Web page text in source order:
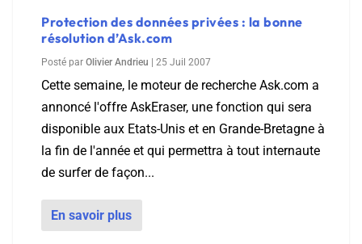
Protection des données privées : la bonne
résolution d’Ask.com
Posté par Olivier Andrieu 25 Juil 2007
Cette semaine, le moteur de recherche Ask.com a
annoncé l'offre AskEraser, une fonction qui sera
disponible aux Etats-Unis et en Grande-Bretagne à
la fin de l'année et qui permettra à tout internaute
de surfer de façon...
En savoir plus